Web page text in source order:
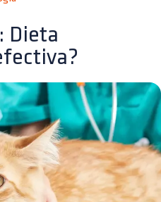
Dieta